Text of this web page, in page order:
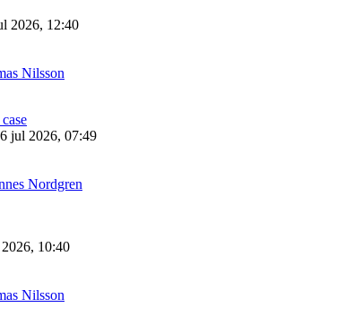
2026, 12:40
Nilsson
jul 2026, 07:49
Nordgren
10:40
Nilsson